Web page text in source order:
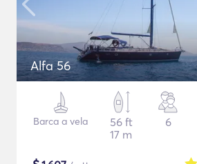
Alfa 56
Barca a vela
56 ft
17 m
6